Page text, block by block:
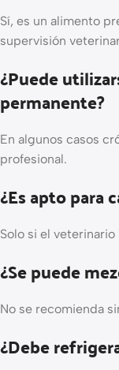
Sí, es un alimento
supervisión
¿Puede
permanente?
En algunos casos
profesional.
¿Es apto para
Solo si el veterinario
¿Se puede
No se recomienda
¿Debe